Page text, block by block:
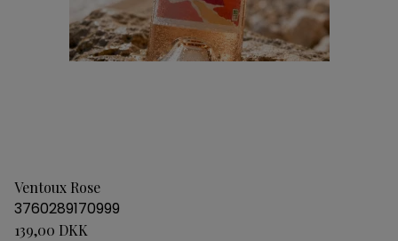
Ventoux Rose
3760289170999
139,00 DKK